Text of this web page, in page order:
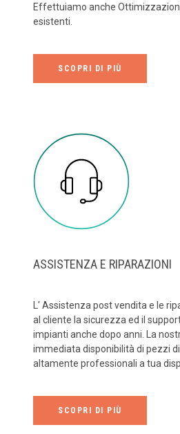
Effettuiamo anche
esistenti.
SCOPRI DI PIÙ
ASSISTENZA E RIPARAZIONI
L' Assistenza post vendita e le
al cliente la sicurezza ed il
impianti anche dopo anni. La
immediata disponibilità di pezzi
altamente professionali a tua
SCOPRI DI PIÙ